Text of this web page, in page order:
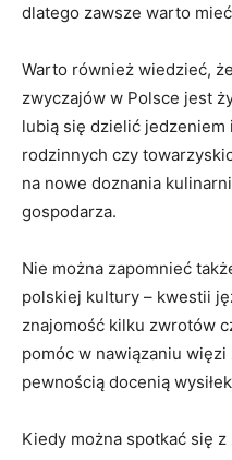
dlatego zawsze warto
Warto również wiedzieć,
zwyczajów w⁤ Polsce jest
lubią się dzielić jedzeniem
rodzinnych czy
na ‍nowe doznania
gospodarza.
Nie można zapomnieć
polskiej kultury – kwestii
znajomość kilku zwrotów
pomóc w nawiązaniu
pewnością​ docenią
Kiedy można spotkać się